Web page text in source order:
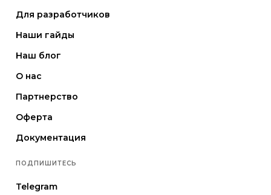
Для разработчиков
Наши гайды
Наш блог
О нас
Партнерство
Оферта
Документация
ПОДПИШИТЕСЬ
Telegram